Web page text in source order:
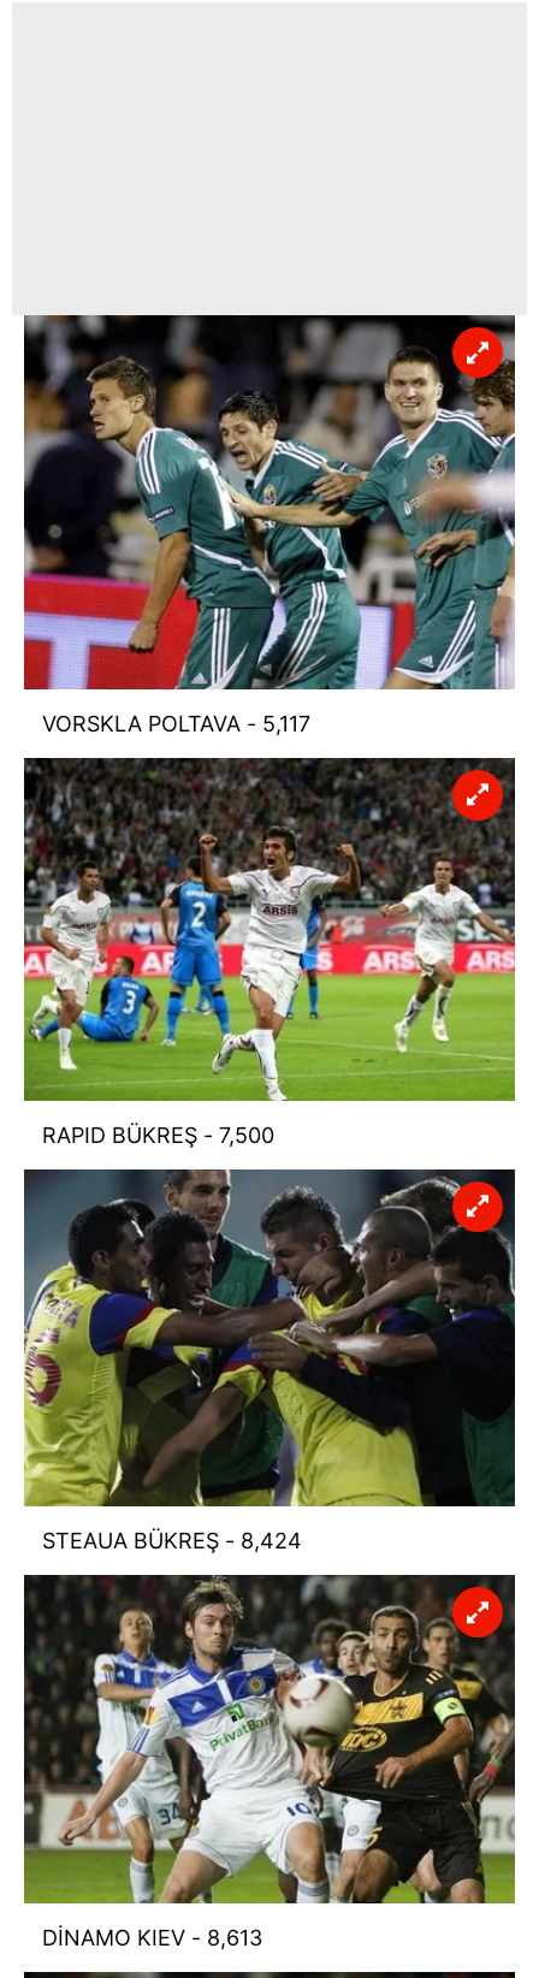
VORSKLA POLTAVA - 5,117
RAPID BÜKREŞ - 7,500
STEAUA BÜKREŞ - 8,424
DİNAMO KIEV - 8,613